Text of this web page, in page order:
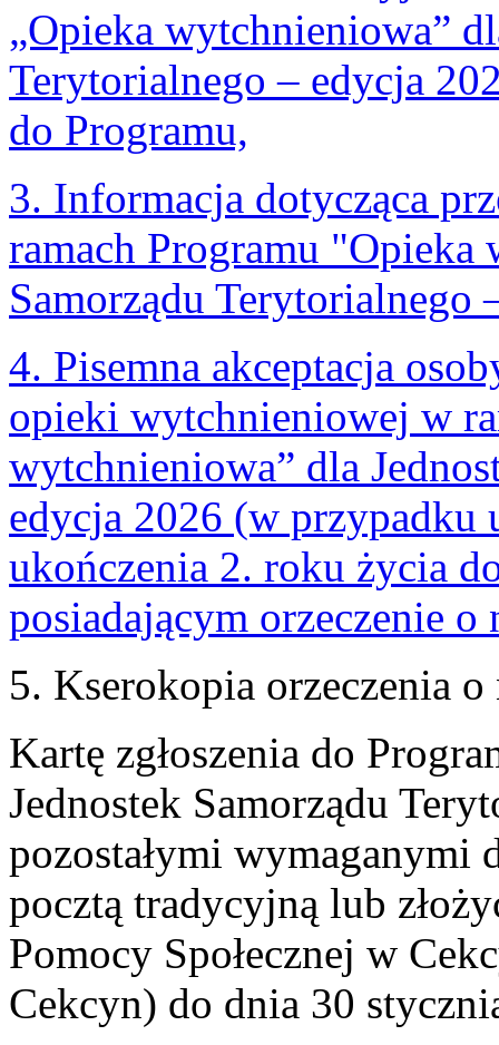
„Opieka wytchnieniowa”
Terytorialnego – edycja
do Programu,
3. Informacja dotycząca
ramach Programu "Opieka
Samorządu Terytorialnego
4. Pisemna akceptacja
opieki wytchnieniowej w
wytchnieniowa” dla
edycja 2026 (w przypadku
ukończenia 2. roku życia
posiadającym orzeczenie o
5. Kserokopia orzeczenia o
Kartę zgłoszenia do
Jednostek Samorządu
pozostałymi wymaganymi
pocztą tradycyjną lub
Pomocy Społecznej w
Cekcyn) do dnia 30